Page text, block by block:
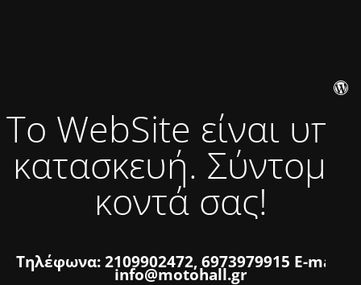
Το WebSite είναι υπό
κατασκευή. Σύντομα
κοντά σας!
Τηλέφωνα: 2109902472, 6973979915 E-mail:
info@motohall.gr